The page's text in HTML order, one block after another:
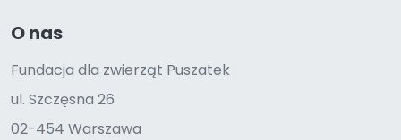
O nas
Fundacja dla zwierząt Puszatek
ul. Szczęsna 26
02-454 Warszawa